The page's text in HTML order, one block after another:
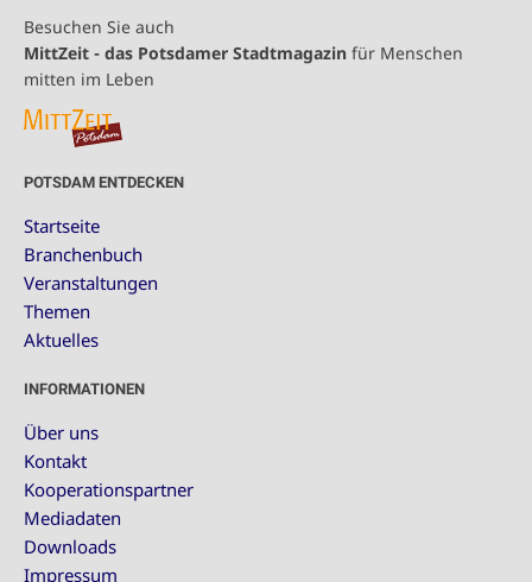
Besuchen Sie auch
MittZeit - das Potsdamer Stadtmagazin für Menschen
mitten im Leben
POTSDAM ENTDECKEN
Startseite
Branchenbuch
Veranstaltungen
Themen
Aktuelles
INFORMATIONEN
Über uns
Kontakt
Kooperationspartner
Mediadaten
Downloads
Impressum